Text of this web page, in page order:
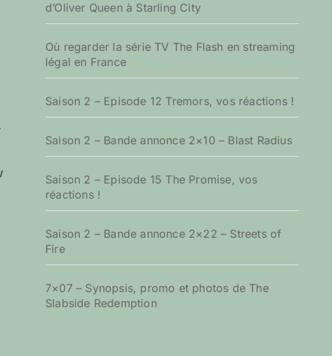
d’Oliver Queen à Starling City
Où regarder la série TV The Flash en streaming
légal en France
Saison 2 – Episode 12 Tremors, vos réactions !
Saison 2 – Bande annonce 2×10 – Blast Radius
Saison 2 – Episode 15 The Promise, vos
réactions !
Saison 2 – Bande annonce 2×22 – Streets of
Fire
7×07 – Synopsis, promo et photos de The
Slabside Redemption